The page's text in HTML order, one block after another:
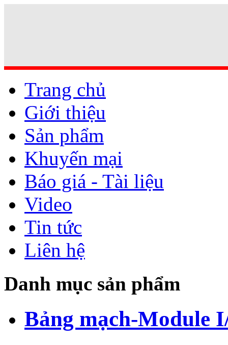
Trang chủ
Giới thiệu
Sản phẩm
Khuyến mại
Báo giá - Tài liệu
Video
Tin tức
Liên hệ
Danh mục sản phẩm
Bảng mạch-Module